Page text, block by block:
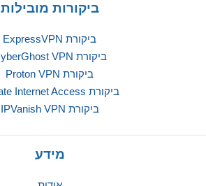
ביקורות מובילות
ביקורת ExpressVPN
ביקורת CyberGhost VPN
ביקורת Proton VPN
ביקורת Private Internet Access
ביקורת IPVanish VPN
מידע